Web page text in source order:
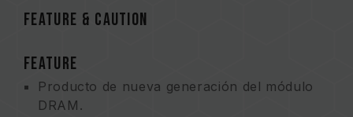
FEATURE & CAUTION
FEATURE
Producto de nueva generación del módulo
DRAM.